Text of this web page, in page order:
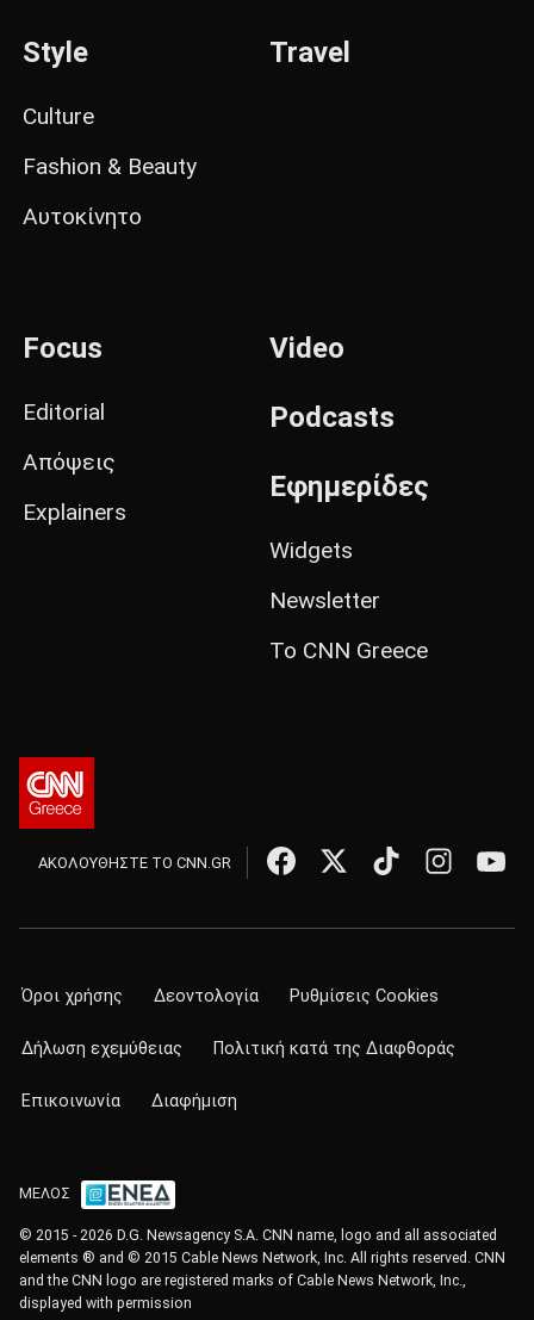
Style
Culture
Fashion & Beauty
Αυτοκίνητο
Travel
Focus
Editorial
Απόψεις
Explainers
Video
Podcasts
Εφημερίδες
Widgets
Newsletter
Το CNN Greece
ΑΚΟΛΟΥΘΗΣΤΕ ΤΟ CNN.GR
Όροι χρήσης Δεοντολογία Ρυθμίσεις Cookies
Δήλωση εχεμύθειας Πολιτική κατά της Διαφθοράς
Επικοινωνία Διαφήμιση
ΜΕΛΟΣ
© 2015 - 2026 D.G. Newsagency S.A. CNN name, logo and all associated
elements ® and © 2015 Cable News Network, Inc. All rights reserved. CNN
and the CNN logo are registered marks of Cable News Network, Inc.,
displayed with permission